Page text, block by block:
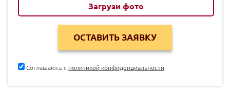
Загрузи фото
Соглашаюсь с политикой конфиденциальности